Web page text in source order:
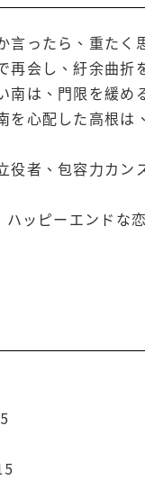
言ったら、重たく
再会し、紆余曲
南は、門限を緩
を心配した高根
者、包容力カン
ッピーエンドな